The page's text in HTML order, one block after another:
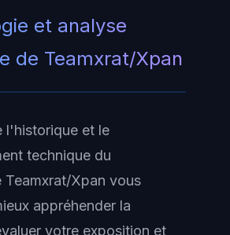
et analyse
de Teamxrat/Xpan
l'historique et le
technique du
Teamxrat/Xpan vous
appréhender la
votre exposition et